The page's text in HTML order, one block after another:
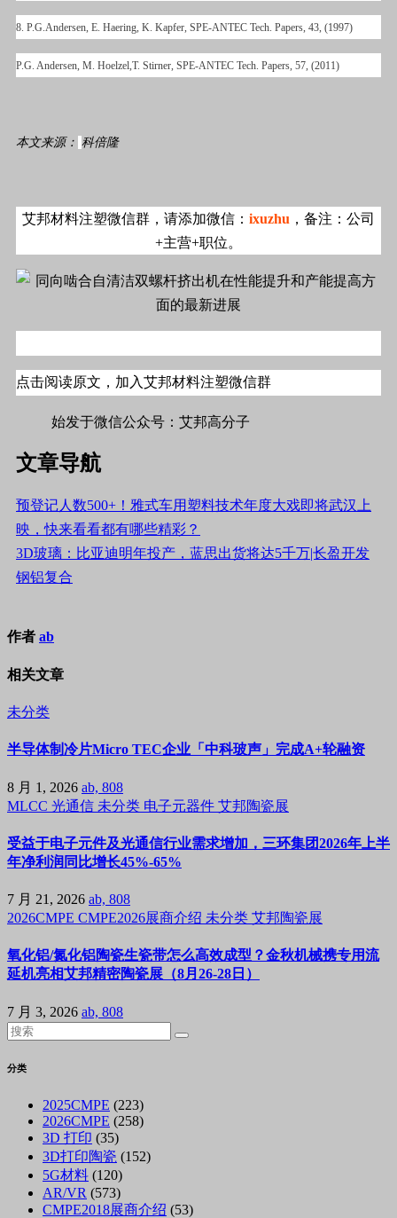
8. P.G.Andersen, E. Haering, K. Kapfer, SPE-ANTEC Tech. Papers, 43, (1997)
P.G. Andersen, M. Hoelzel,T. Stirner, SPE-ANTEC Tech. Papers, 57, (2011)
本文来源： 科倍隆
艾邦材料注塑微信群，请添加微信： ixuzhu ，备注：公司
+主营+职位。
点击阅读原文，加入艾邦材料注塑微信群
始发于微信公众号：艾邦高分子
文章导航
预登记人数500+！雅式车用塑料技术年度大戏即将武汉上
映，快来看看都有哪些精彩？
3D玻璃：比亚迪明年投产，蓝思出货将达5千万|长盈开发
钢铝复合
作者 ab
相关文章
未分类
半导体制冷片Micro TEC企业「中科玻声」完成A+轮融资
8 月 1, 2026 ab, 808
MLCC 光通信 未分类 电子元器件 艾邦陶瓷展
受益于电子元件及光通信行业需求增加，三环集团2026年上半
年净利润同比增长45%-65%
7 月 21, 2026 ab, 808
2026CMPE CMPE2026展商介绍 未分类 艾邦陶瓷展
氧化铝/氮化铝陶瓷生瓷带怎么高效成型？金秋机械携专用流
延机亮相艾邦精密陶瓷展（8月26-28日）
7 月 3, 2026 ab, 808
分类
2025CMPE (223)
2026CMPE (258)
3D 打印 (35)
3D打印陶瓷 (152)
5G材料 (120)
AR/VR (573)
CMPE2018展商介绍 (53)